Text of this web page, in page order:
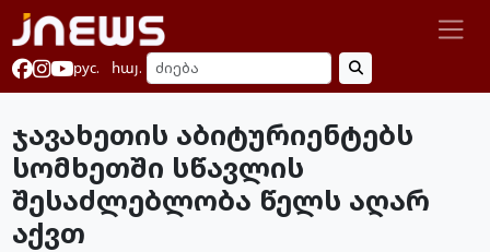
рус. հայ.
ჯავახეთის აბიტურიენტებს
სომხეთში სწავლის
შესაძლებლობა წელს აღარ
აქვთ